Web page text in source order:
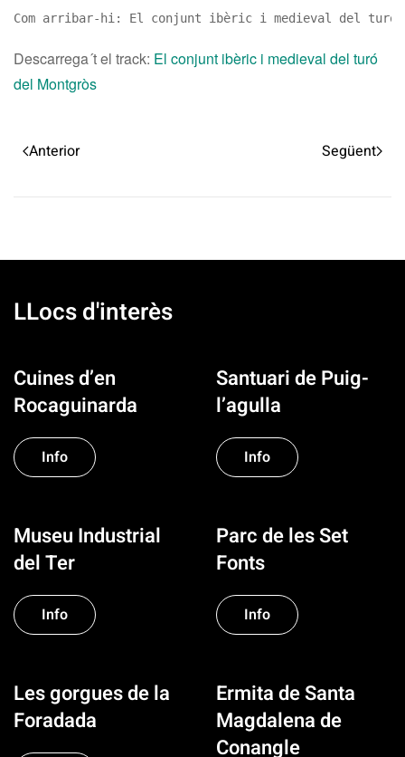
Com arribar-hi: El conjunt ibèric i medieval del turó
Descarrega´t el track: El conjunt ibèric i medieval del turó
del Montgròs
Anterior Següent
LLocs d'interès
Cuines d’en
Rocaguinarda
Info
Santuari de Puig-
l’agulla
Info
Museu Industrial
del Ter
Info
Parc de les Set
Fonts
Info
Les gorgues de la
Foradada
Ermita de Santa
Magdalena de
Conangle